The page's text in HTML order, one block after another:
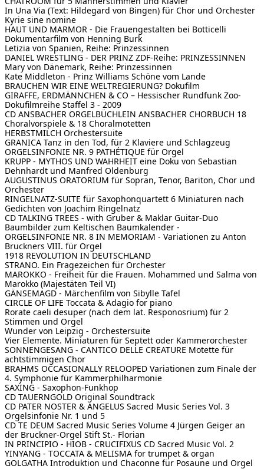
In Una Via (Text: Hildegard von Bingen) für Chor und Orchester
Kyrie sine nomine
HAUT UND MARMOR - Die Frauengestalten bei Botticelli
Dokumentarfilm von Henning Burk
Letizia von Spanien, Reihe: Prinzessinnen
DANIEL WRESTLING - DER PRINZ ZDF-Reihe: PRINZESSINNEN
Mary von Dänemark, Reihe: Prinzessinnen
Kate Middleton - Prinz Williams Schöne vom Lande
BRAUCHEN WIR EINE WELTREGIERUNG? Dokufilm
GIRAFFE, ERDMÄNNCHEN & CO – Hessischer Rundfunk Zoo-
Dokufilmreihe Staffel 3 - 2009
CD ANSBACHER ORGELBÜCHLEIN ANSBACHER CHORBUCH 18
Choralvorspiele & 18 Choralmotetten
HERBSTMILCH Orchestersuite
GRANICA Tanz in den Tod, für 2 Klaviere und Schlagzeug
ORGELSINFONIE NR. 9 PATHÉTIQUE für Orgel
KRUPP - MYTHOS UND WAHRHEIT eine Doku von Sebastian
Dehnhardt und Manfred Oldenburg
AUGUSTINUS ORATORIUM für Sopran, Tenor, Bariton, Chor und
Orchester
RINGELNATZ-SUITE für Saxophonquartett 6 Miniaturen nach
Gedichten von Joachim Ringelnatz
CD TALKING TREES - with Gruber & Maklar Guitar-Duo
Baumbilder zum Keltischen Baumkalender -
ORGELSINFONIE NR. 8 IN MEMORIAM - Variationen zu Anton
Bruckners VIII. für Orgel
1918 REVOLUTION IN DEUTSCHLAND
STRANO. Ein Fragezeichen für Orchester
MAROKKO - Freiheit für die Frauen. Mohammed und Salma von
Marokko (Majestäten Teil VI)
GÄNSEMAGD - Märchenfilm von Sibylle Tafel
CIRCLE OF LIFE Toccata & Adagio for piano
Rorate caeli desuper (nach dem lat. Responosrium) für 2
Stimmen und Orgel
Wunder von Leipzig - Orchestersuite
Vier Elemente. Miniaturen für Septett oder Kammerorchester
SONNENGESANG - CANTICO DELLE CREATURE Motette für
achtstimmigen Chor
BRAHMS OCCASIONALLY RELOOPED Variationen zum Finale der
4. Symphonie für Kammerphilharmonie
SAXING - Saxophon-Funkhop
CD TAUERNGOLD Original Soundtrack
CD PATER NOSTER & ANGELUS Sacred Music Series Vol. 3
Orgelsinfonie Nr. 1 und 5
CD TE DEUM Sacred Music Series Volume 4 Jürgen Geiger an
der Bruckner-Orgel Stift St.- Florian
IN PRINCIPIO - HIOB - CRUCIFIXUS CD Sacred Music Vol. 2
YINYANG - TOCCATA & MELISMA for trumpet & organ
GOLGATHA Introduktion und Chaconne für Posaune und Orgel